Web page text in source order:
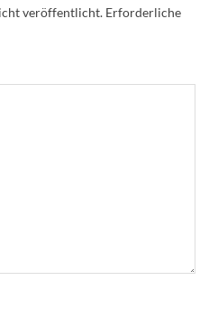
veröffentlicht. Erforderliche